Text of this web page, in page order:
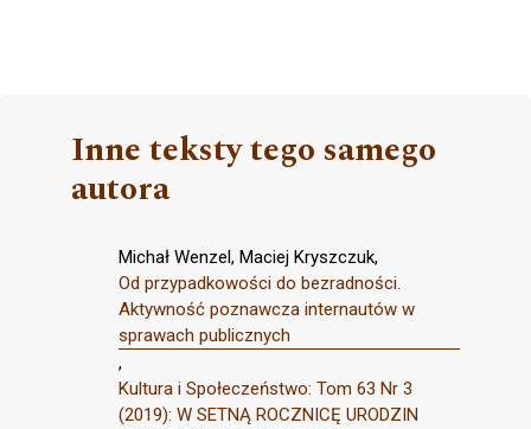
Inne teksty tego samego
autora
Michał Wenzel, Maciej Kryszczuk,
Od przypadkowości do bezradności.
Aktywność poznawcza internautów w
sprawach publicznych
,
Kultura i Społeczeństwo: Tom 63 Nr 3
(2019): W SETNĄ ROCZNICĘ URODZIN